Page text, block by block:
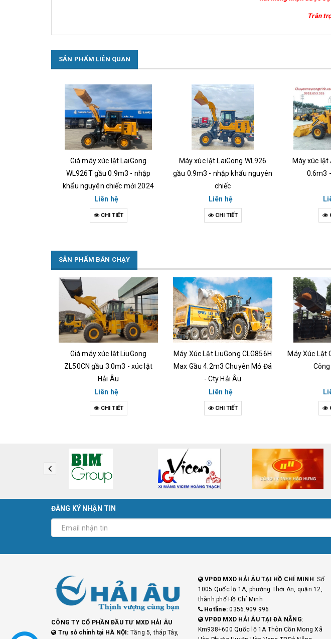
Trân
SẢN PHẨM LIÊN QUAN
Giá máy xúc lật LaiGong
WL926T gầu 0.9m3 - nhập
khẩu nguyên chiếc mới 2024
Liên hệ
CHI TIẾT
Máy xúc lật LaiGong WL926
gầu 0.9m3 - nhập khẩu nguyên
chiếc
Liên hệ
CHI TIẾT
Máy xúc
0.6m3
SẢN PHẨM BÁN CHẠY
Giá máy xúc lật LiuGong
ZL50CN gầu 3.0m3 - xúc lật
Hải Âu
Liên hệ
CHI TIẾT
Máy Xúc Lật LiuGong CLG856H
Max Gầu 4.2m3 Chuyên Mỏ Đá
- Cty Hải Âu
Liên hệ
CHI TIẾT
Máy Xúc Lật
ĐĂNG KÝ NHẬN TIN
CÔNG TY CỔ PHẦN ĐẦU TƯ MXD HẢI ÂU
Trụ sở chính tại HÀ NỘI: Tầng 5, tháp Tây,
VPĐD MXD HẢI ÂU TẠI HỒ CHÍ MINH : Số
1005 Quốc lộ 1A, phường Thới An, quận 12,
thành phố Hồ Chí Minh
Hotline: 0356.909.996
VPĐD MXD HẢI ÂU TẠI ĐÀ NẴNG:
Km938+600 Quốc lộ 1A Thôn Cồn Mong Xã